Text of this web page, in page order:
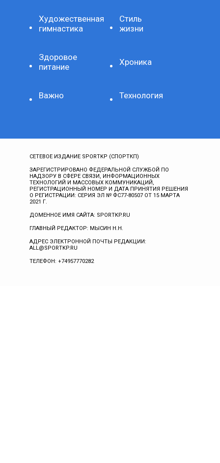
Художественная
гимнастика
Стиль
жизни
Здоровое
питание
Хроника
Важно Технология
СЕТЕВОЕ ИЗДАНИЕ SPORTKP (СПОРТКП)
ЗАРЕГИСТРИРОВАНО ФЕДЕРАЛЬНОЙ СЛУЖБОЙ ПО
НАДЗОРУ В СФЕРЕ СВЯЗИ, ИНФОРМАЦИОННЫХ
ТЕХНОЛОГИЙ И МАССОВЫХ КОММУНИКАЦИЙ,
РЕГИСТРАЦИОННЫЙ НОМЕР И ДАТА ПРИНЯТИЯ РЕШЕНИЯ
О РЕГИСТРАЦИИ: СЕРИЯ ЭЛ № ФС77-80507 ОТ 15 МАРТА
2021 Г.
ДОМЕННОЕ ИМЯ САЙТА: SPORTKP.RU
ГЛАВНЫЙ РЕДАКТОР: МЫСИН Н.Н.
АДРЕС ЭЛЕКТРОННОЙ ПОЧТЫ РЕДАКЦИИ:
ALL@SPORTKP.RU
ТЕЛЕФОН: +74957770282